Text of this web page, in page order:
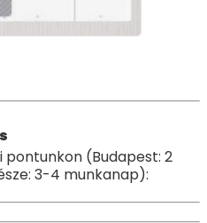
(Budapest: 2
3-4 munkanap):